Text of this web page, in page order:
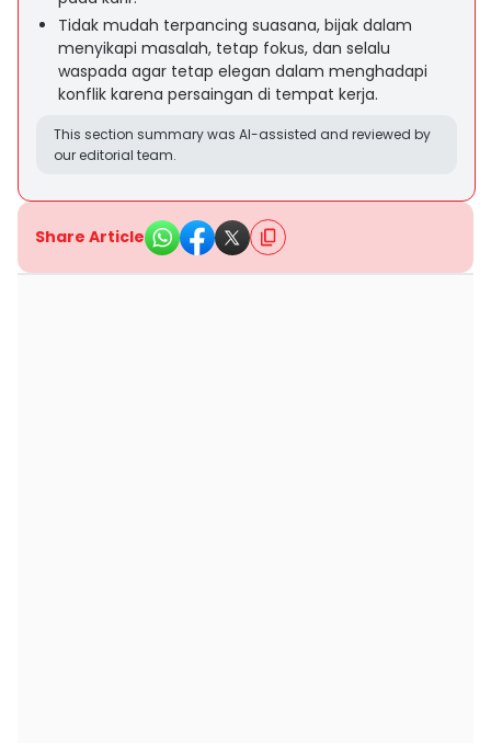
Tidak mudah terpancing suasana, bijak dalam
menyikapi masalah, tetap fokus, dan selalu
waspada agar tetap elegan dalam menghadapi
konflik karena persaingan di tempat kerja.
This section summary was AI-assisted and reviewed by
our editorial team.
Share Article